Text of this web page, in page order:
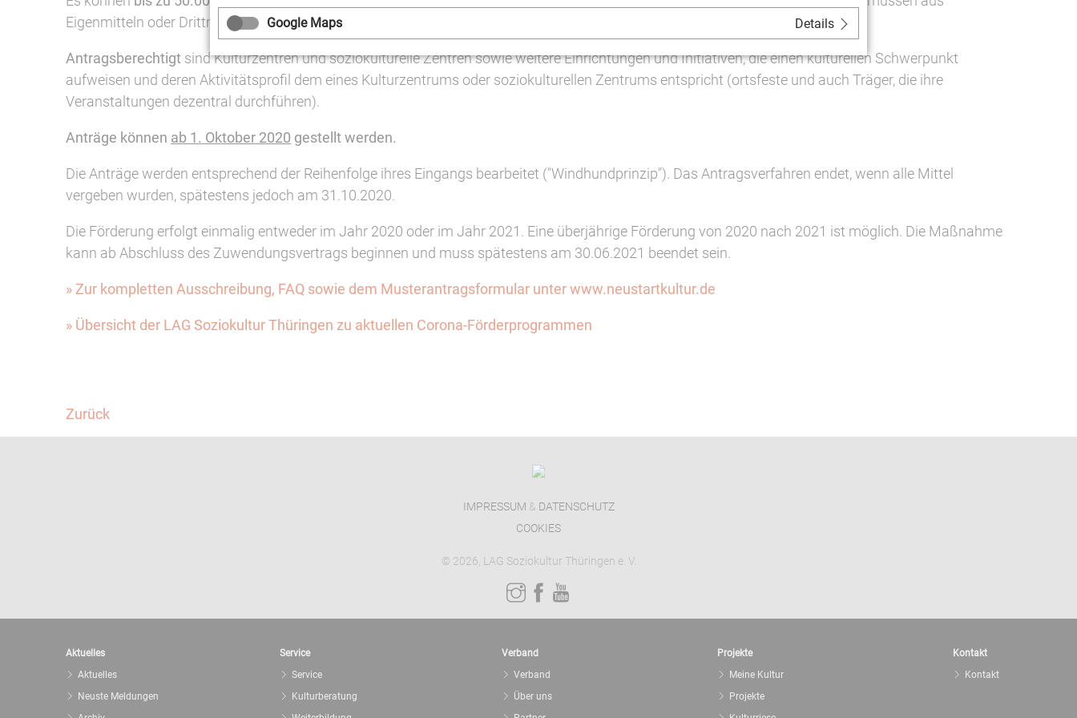
Eigenmitteln oder Drittmitteln eingebracht werden.
Antragsberechtigt sind Kulturzentren und soziokulturelle Zentren sowie weitere Einrichtungen und Initiativen, die einen kulturellen Schwerpunkt
aufweisen und deren Aktivitätsprofil dem eines Kulturzentrums oder soziokulturellen Zentrums entspricht (ortsfeste und auch Träger, die ihre
Veranstaltungen dezentral durchführen).
Anträge können ab 1. Oktober 2020 gestellt werden.
Die Anträge werden entsprechend der Reihenfolge ihres Eingangs bearbeitet ("Windhundprinzip"). Das Antragsverfahren endet, wenn alle Mittel
vergeben wurden, spätestens jedoch am 31.10.2020.
Die Förderung erfolgt einmalig entweder im Jahr 2020 oder im Jahr 2021. Eine überjährige Förderung von 2020 nach 2021 ist möglich. Die Maßnahme
kann ab Abschluss des Zuwendungsvertrags beginnen und muss spätestens am 30.06.2021 beendet sein.
» Zur kompletten Ausschreibung, FAQ sowie dem Musterantragsformular unter www.neustartkultur.de
» Übersicht der LAG Soziokultur Thüringen zu aktuellen Corona-Förderprogrammen
Zurück
IMPRESSUM & DATENSCHUTZ
COOKIES
© 2026, LAG Soziokultur Thüringen e. V.
Aktuelles
Aktuelles
Neuste Meldungen
Service
Service
Kulturberatung
Verband
Verband
Über uns
Projekte
Meine Kultur
Projekte
Kontakt
Kontakt
Google Maps Details